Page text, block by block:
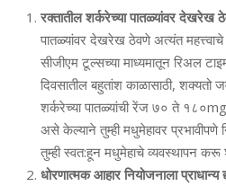
रक्‍तातील शर्करेच्‍या पातळ्यांवर देखरेख
पातळ्यांवर देखरेख ठेवणे अत्‍यंत
सीजीएम टूल्‍सच्‍या माध्‍यमातून रिअल
दिवसातील बहुतांश काळासाठी, शक्‍यतो
शर्करेच्‍या पातळ्यांची रेंज ७० ते १८०
असे केल्‍याने तुम्‍ही मधुमेहावर
तुम्‍ही स्‍वत:हून मधुमेहाचे व्‍यवस्‍थापन
धोरणात्‍मक आहार नियोजनाला प्राधान्‍य